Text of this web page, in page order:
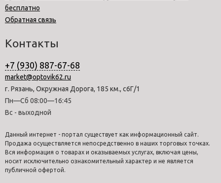
бесплатно
Обратная связь
Контакты
+7 (930) 887-67-68
market@optovik62.ru
г. Рязань, Окружная Дорога, 185 км., с6Г/1
Пн—Сб 08:00—16:45
Вс - выходной
Данный интернет - портал существует как информационный сайт.
Продажа осуществляется непосредственно в наших торговых точках.
Вся информация о товарах и оказываемых услугах, включая цены,
носит исключительно ознакомительный характер и не является
публичной офертой.